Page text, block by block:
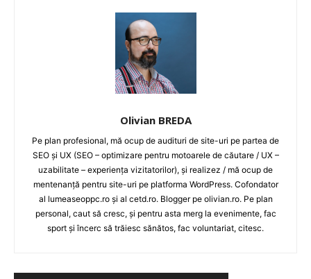
Olivian BREDA
Pe plan profesional, mă ocup de audituri de site-uri pe partea de
SEO și UX (SEO – optimizare pentru motoarele de căutare / UX –
uzabilitate – experiența vizitatorilor), și realizez / mă ocup de
mentenanță pentru site-uri pe platforma WordPress. Cofondator
al lumeaseoppc.ro și al cetd.ro. Blogger pe olivian.ro. Pe plan
personal, caut să cresc, și pentru asta merg la evenimente, fac
sport și încerc să trăiesc sănătos, fac voluntariat, citesc.